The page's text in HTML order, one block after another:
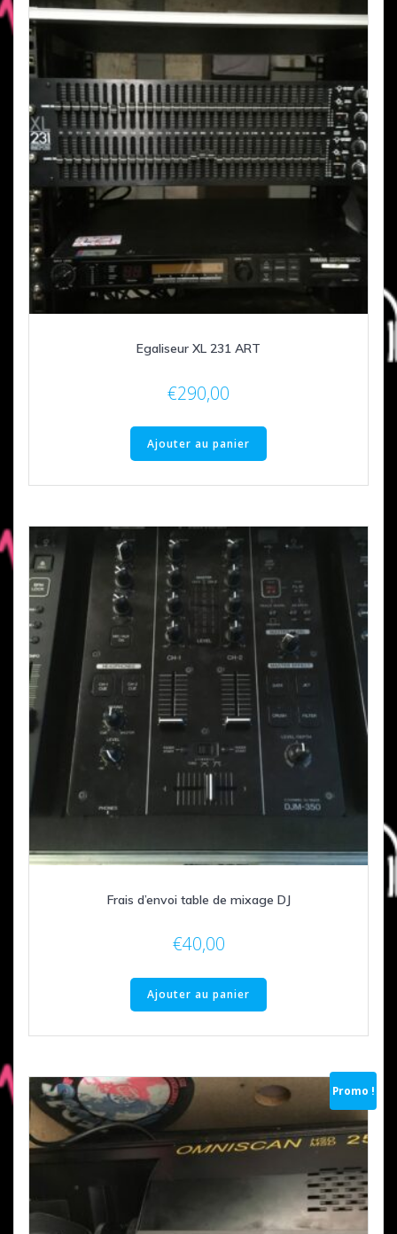
Egaliseur XL 231 ART
€290,00
Ajouter au panier
Frais d’envoi table de mixage DJ
€40,00
Ajouter au panier
Promo !